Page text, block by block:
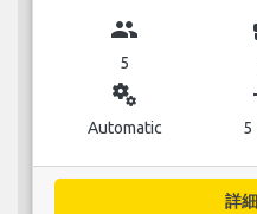
group
5
miscellaneous_services
Automatic 5
詳